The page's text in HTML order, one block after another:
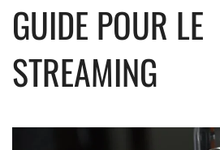
GUIDE POUR LE
STREAMING